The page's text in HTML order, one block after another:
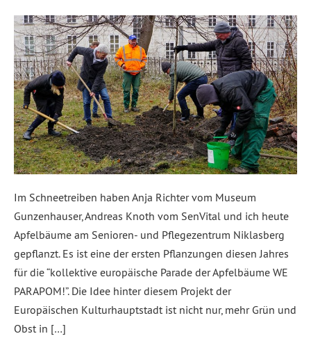
Im Schneetreiben haben Anja Richter vom Museum
Gunzenhauser, Andreas Knoth vom SenVital und ich heute
Apfelbäume am Senioren- und Pflegezentrum Niklasberg
gepflanzt. Es ist eine der ersten Pflanzungen diesen Jahres
für die “kollektive europäische Parade der Apfelbäume WE
PARAPOM!”. Die Idee hinter diesem Projekt der
Europäischen Kulturhauptstadt ist nicht nur, mehr Grün und
Obst in […]